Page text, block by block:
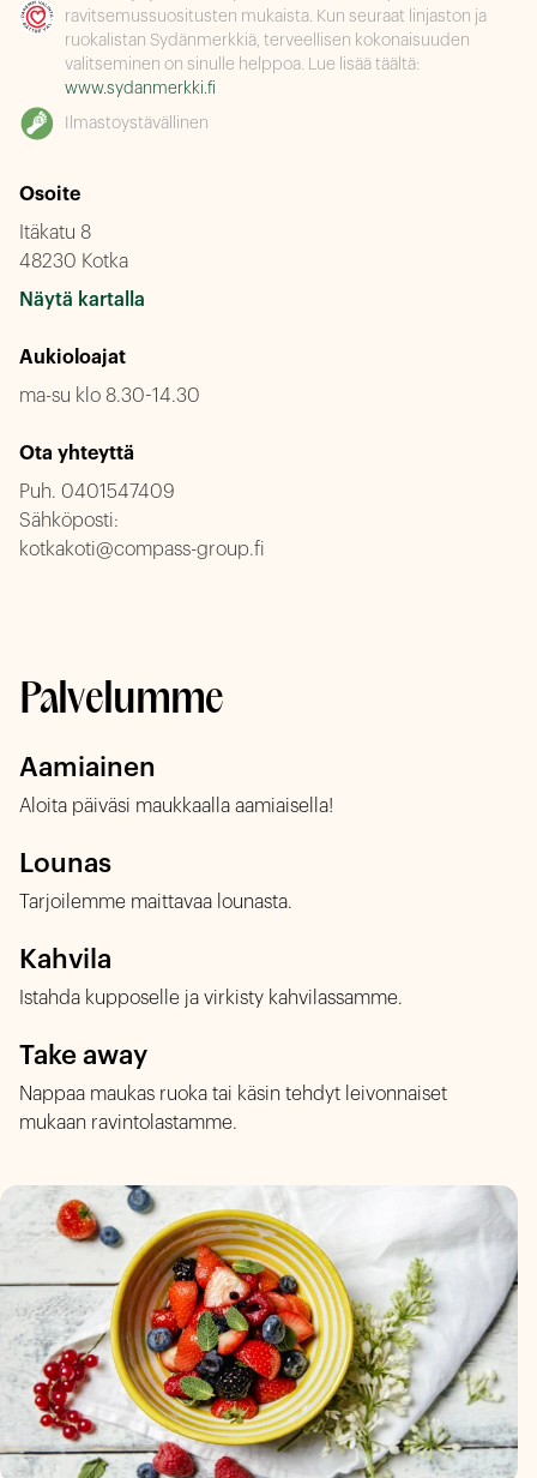
ravitsemussuositusten mukaista. Kun seuraat linjaston ja
ruokalistan Sydänmerkkiä, terveellisen kokonaisuuden
valitseminen on sinulle helppoa. Lue lisää täältä:
www.sydanmerkki.fi
Ilmastoystävällinen
Osoite
Itäkatu 8
48230 Kotka
Näytä kartalla
Aukioloajat
ma-su klo 8.30-14.30
Ota yhteyttä
Puh. 0401547409
Sähköposti:
kotkakoti@compass-group.fi
Palvelumme
Aamiainen
Aloita päiväsi maukkaalla aamiaisella!
Lounas
Tarjoilemme maittavaa lounasta.
Kahvila
Istahda kupposelle ja virkisty kahvilassamme.
Take away
Nappaa maukas ruoka tai käsin tehdyt leivonnaiset
mukaan ravintolastamme.